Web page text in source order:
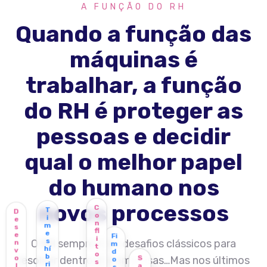
A FUNÇÃO DO RH
Quando a função das
máquinas é
trabalhar, a função
do RH é proteger as
pessoas e decidir
qual o melhor papel
do humano nos
novos processos
O RH sempre teve desafios clássicos para
resolver dentro das empresas…Mas nos últimos
T
i
m
e
s
hí
b
ri
Fi
m
d
o
D
e
s
e
n
v
o
C
o
n
fl
i
t
o
s
S